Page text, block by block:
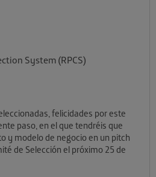
System (RPCS)
felicidades por este
paso, en el que tendréis que
y modelo de negocio en un pitch
de Selección el próximo 25 de